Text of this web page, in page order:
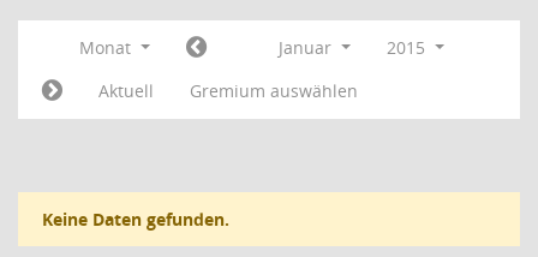
Monat Januar
2015
Aktuell
Gremium auswählen
Keine Daten gefunden.